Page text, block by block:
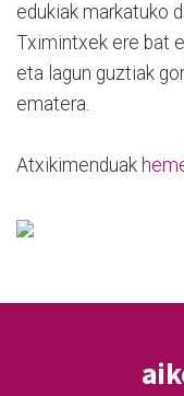
edukiak markatuko
Tximintxek ere bat
eta lagun guztiak
ematera.
Atxikimenduak